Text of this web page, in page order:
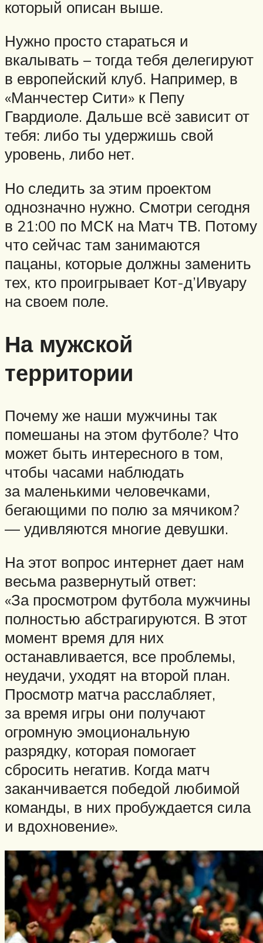
который описан выше.
Нужно просто стараться и
вкалывать – тогда тебя делегируют
в европейский клуб. Например, в
«Манчестер Сити» к Пепу
Гвардиоле. Дальше всё зависит от
тебя: либо ты удержишь свой
уровень, либо нет.
Но следить за этим проектом
однозначно нужно. Смотри сегодня
в 21:00 по МСК на Матч ТВ. Потому
что сейчас там занимаются
пацаны, которые должны заменить
тех, кто проигрывает Кот-д’Ивуару
на своем поле.
На мужской
территории
Почему же наши мужчины так
помешаны на этом футболе? Что
может быть интересного в том,
чтобы часами наблюдать
за маленькими человечками,
бегающими по полю за мячиком?
— удивляются многие девушки.
На этот вопрос интернет дает нам
весьма развернутый ответ:
«За просмотром футбола мужчины
полностью абстрагируются. В этот
момент время для них
останавливается, все проблемы,
неудачи, уходят на второй план.
Просмотр матча расслабляет,
за время игры они получают
огромную эмоциональную
разрядку, которая помогает
сбросить негатив. Когда матч
заканчивается победой любимой
команды, в них пробуждается сила
и вдохновение».